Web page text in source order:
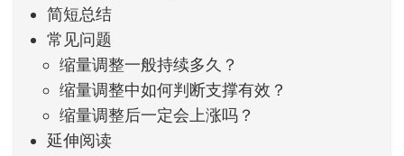
简短总结
常见问题
缩量调整一般持续多久？
缩量调整中如何判断支撑有效？
缩量调整后一定会上涨吗？
延伸阅读